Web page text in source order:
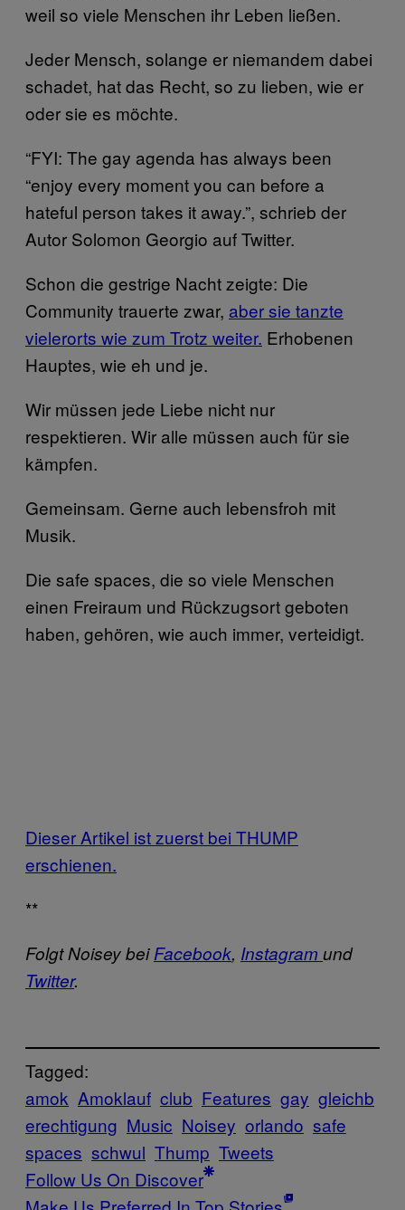
weil so viele Menschen ihr Leben ließen.
Jeder Mensch, solange er niemandem dabei
schadet, hat das Recht, so zu lieben, wie er
oder sie es möchte.
“FYI: The gay agenda has always been
“enjoy every moment you can before a
hateful person takes it away.”, schrieb der
Autor Solomon Georgio auf Twitter.
Schon die gestrige Nacht zeigte: Die
Community trauerte zwar, aber sie tanzte
vielerorts wie zum Trotz weiter. Erhobenen
Hauptes, wie eh und je.
Wir müssen jede Liebe nicht nur
respektieren. Wir alle müssen auch für sie
kämpfen.
Gemeinsam. Gerne auch lebensfroh mit
Musik.
Die safe spaces, die so viele Menschen
einen Freiraum und Rückzugsort geboten
haben, gehören, wie auch immer, verteidigt.
Dieser Artikel ist zuerst bei THUMP
erschienen.
**
Folgt Noisey beiFacebook, Instagramund
Twitter.
Tagged:
amok Amoklauf club Features gay gleichb
erechtigung Music Noisey orlando safe
spaces schwul Thump Tweets
Follow Us On Discover